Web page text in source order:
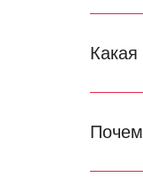
Какая